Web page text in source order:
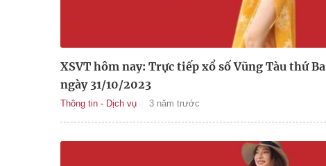
XSVT hôm nay: Trực tiếp xổ số Vũng Tàu thứ Ba
ngày 31/10/2023
Thông tin - Dịch vụ 3 năm trước